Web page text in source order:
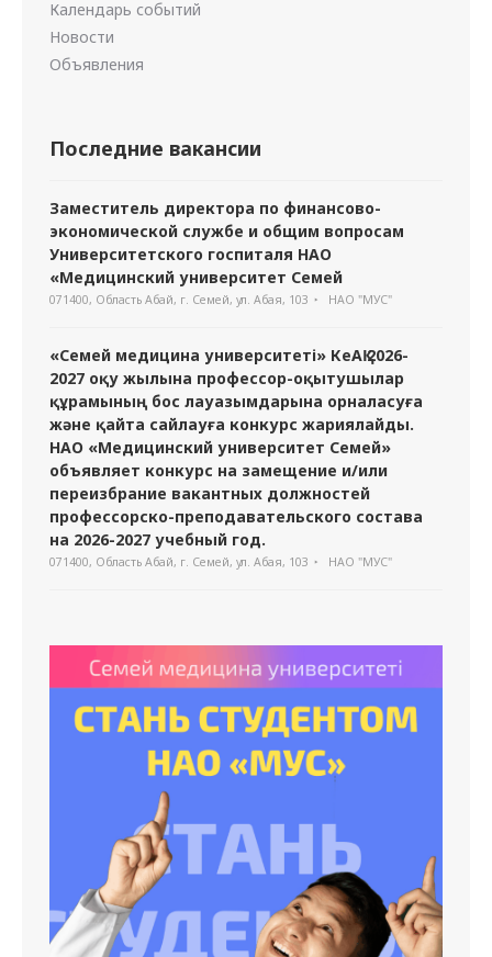
Календарь событий
Новости
Объявления
Последние вакансии
Заместитель директора по финансово-
экономической службе и общим вопросам
Университетского госпиталя НАО
«Медицинский университет Семей
071400, Область Абай, г. Семей, ул. Абая, 103 НАО "МУС"
«Семей медицина университеті» КеАҚ 2026-
2027 оқу жылына профессор-оқытушылар
құрамының бос лауазымдарына орналасуға
және қайта сайлауға конкурс жариялайды.
НАО «Медицинский университет Семей»
объявляет конкурс на замещение и/или
переизбрание вакантных должностей
профессорско-преподавательского состава
на 2026-2027 учебный год.
071400, Область Абай, г. Семей, ул. Абая, 103 НАО "МУС"